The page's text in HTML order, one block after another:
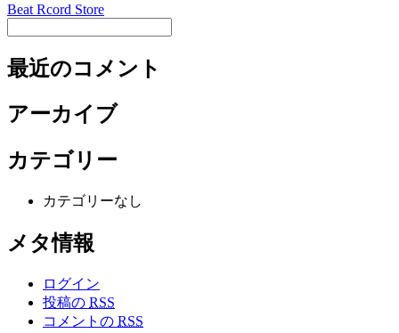
Beat Rcord Store
最近のコメント
アーカイブ
カテゴリー
カテゴリーなし
メタ情報
ログイン
投稿の RSS
コメントの RSS